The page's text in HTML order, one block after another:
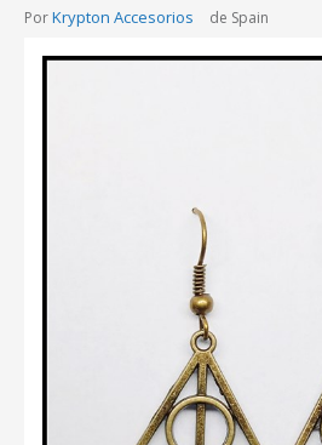
PorKrypton Accesorios de Spain